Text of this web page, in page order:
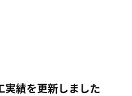
実績を更新しました